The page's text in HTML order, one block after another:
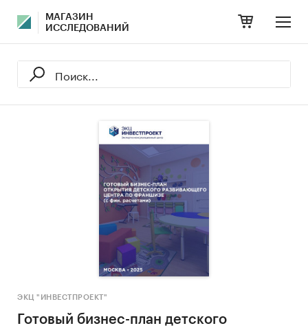
МАГАЗИН
ИССЛЕДОВАНИЙ
ЭКЦ "ИНВЕСТПРОЕКТ"
Готовый бизнес-план детского